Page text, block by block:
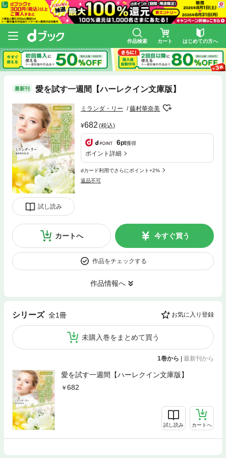
作品検索 カート はじめての方へ
最新刊 愛を試す一週間【ハーレクイン文庫版】
試し読み
ミランダ・リー 藤村華奈美
682 (税込)
6pt獲得
ポイント詳細
dカード利用でさらにポイント+2%
返品不可
カートへ 今すぐ買う
作品をチェックする
作品情報へ
シリーズ 全1冊 お気に入り登録
未購入巻をまとめて買う
1巻から | 最新刊から
愛を試す一週間【ハーレクイン文庫版】
682
試し読み カートへ